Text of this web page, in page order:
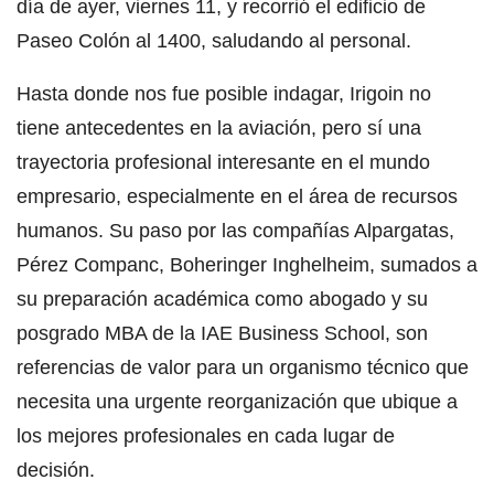
día de ayer, viernes 11, y recorrió el edificio de
Paseo Colón al 1400, saludando al personal.
Hasta donde nos fue posible indagar, Irigoin no
tiene antecedentes en la aviación, pero sí una
trayectoria profesional interesante en el mundo
empresario, especialmente en el área de recursos
humanos. Su paso por las compañías Alpargatas,
Pérez Companc, Boheringer Inghelheim, sumados a
su preparación académica como abogado y su
posgrado MBA de la IAE Business School, son
referencias de valor para un organismo técnico que
necesita una urgente reorganización que ubique a
los mejores profesionales en cada lugar de
decisión.